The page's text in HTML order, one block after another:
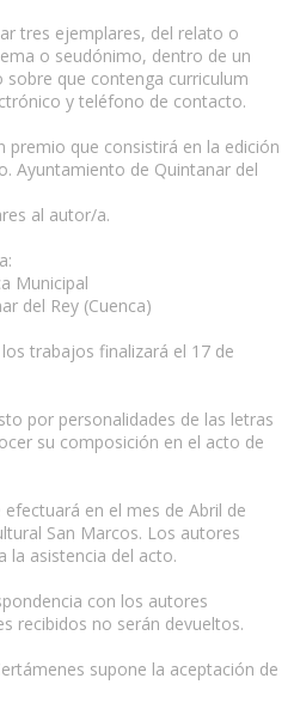
tres ejemplares, del relato o
o seudónimo, dentro de un
que contenga curriculum
y teléfono de contacto.
premio que consistirá en la edición
Ayuntamiento de Quintanar del
al autor/a.
Municipal
del Rey (Cuenca)
trabajos finalizará el 17 de
por personalidades de las letras
su composición en el acto de
en el mes de Abril de
San Marcos. Los autores
la asistencia del acto.
con los autores
recibidos no serán devueltos.
supone la aceptación de